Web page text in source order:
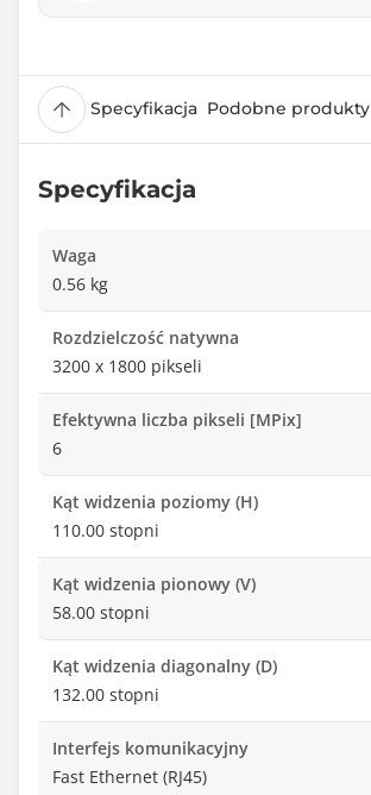
Specyfikacja Podobne produkty
Specyfikacja
Waga
0.56 kg
Rozdzielczość natywna
3200 x 1800 pikseli
Efektywna liczba pikseli [MPix]
6
Kąt widzenia poziomy (H)
110.00 stopni
Kąt widzenia pionowy (V)
58.00 stopni
Kąt widzenia diagonalny (D)
132.00 stopni
Interfejs komunikacyjny
Fast Ethernet (RJ45)